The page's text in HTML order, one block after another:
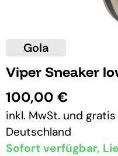
Gola
Viper Sneaker
100,00 €
inkl. MwSt. und gratis
Deutschland
Sofort verfügbar,